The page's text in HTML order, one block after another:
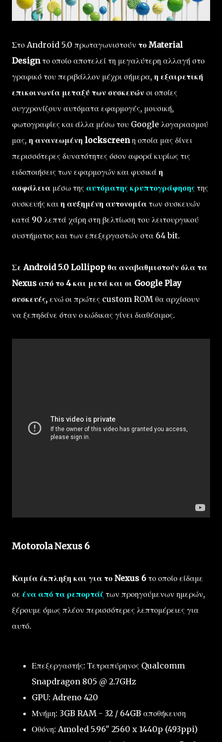
Στο Android 5.0 πρωταγωνιστούν το Material
Designτο οποίο αποτελεί τη μεγαλύτερη αλλαγή στο
γραφικό του περιβάλλον μέχρι σήμερα, η εξαιρετική
επικοινωνία μεταξύ των συσκευών οι οποίες
συγχρονίζουν αυτόματα εφαρμογές, μουσική,
φωτογραφίες και άλλα μέσω του Google λογαριασμού
μας, η ανανεωμένη lockscreenη οποία μας δίνει
περισσότερες δυνατότητες όσον αφορά κυρίως τις
ειδοποιήσεις των εφαρμογών και φυσικά η
ασφάλεια μέσω της αυτόματης κρυπτογράφησης της
συσκευής και η αυξημένη αυτονομία των συσκευών
κατά 90 λεπτά χάρη στη βελτίωση του λειτουργικού
συστήματος και των επεξεργαστών στα 64 bit.
Σε Android 5.0 Lollipop θα αναβαθμιστούν όλα τα
Nexus από το 4 και μετά και οι Google Play
συσκευές, ενώ οι πρώτες custom ROM θα αρχίσουν
να ξεπηδάνε όταν ο κώδικας γίνει διαθέσιμος.
Motorola Nexus 6
Καμία έκπληξη και για το Nexus 6 το οποίο είδαμε
σε ένα από τα ρεπορτάζ των προηγούμενων ημερών,
ξέρουμε όμως πλέον περισσότερες λεπτομέρειες για
αυτό.
Επεξεργαστής: Τετραπύρηνος Qualcomm
Snapdragon 805 @ 2.7GHz
GPU: Adreno 420
Μνήμη: 3GB RAM - 32 / 64GB αποθήκευση
Οθόνη: Amoled 5.96" 2560 x 1440p (493ppi)